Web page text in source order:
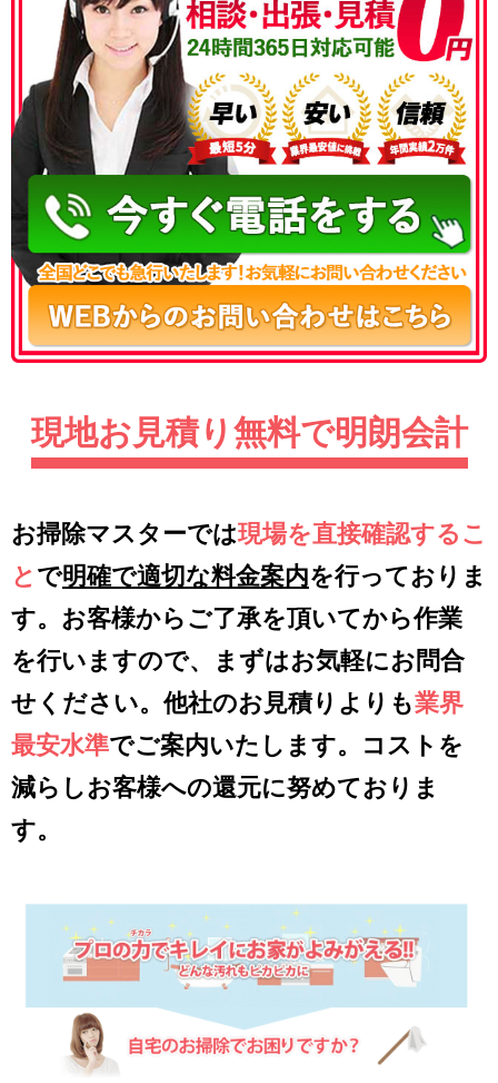
050-3177-5687
現地お見積り無料で明朗会計
お掃除マスターでは現場を直接確認するこ
と で明確で適切な料金案内を行っておりま
す。お客様からご了承を頂いてから作業
を行いますので、まずはお気軽にお問合
せください。他社のお見積りよりも業界
最安水準でご案内いたします。コストを
減らしお客様への還元に努めておりま
す。